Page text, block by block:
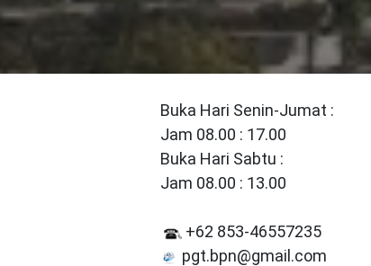
Buka Hari Senin-Jumat :
Jam 08.00 : 17.00
Buka Hari Sabtu :
Jam 08.00 : 13.00
+62 853-46557235
pgt.bpn@gmail.com